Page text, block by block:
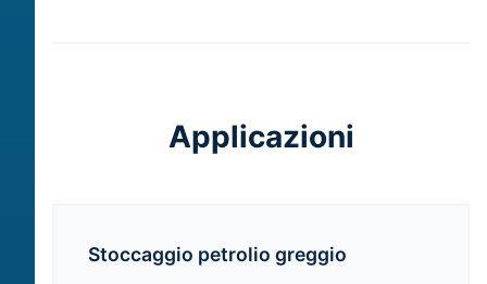
Applicazioni
Stoccaggio petrolio greggio